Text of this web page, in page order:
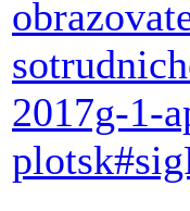
2017g-1-